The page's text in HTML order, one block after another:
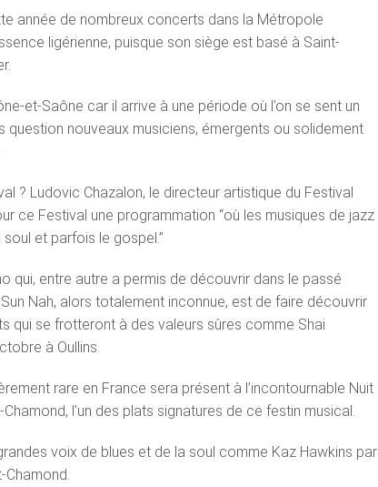
année de nombreux concerts dans la Métropole
ligérienne, puisque son siège est basé à Saint-
et-Saône car il arrive à une période où l’on se sent un
question nouveaux musiciens, émergents ou solidement
? Ludovic Chazalon, le directeur artistique du Festival
ce Festival une programmation “où les musiques de jazz
et parfois le gospel.”
qui, entre autre a permis de découvrir dans le passé
Nah, alors totalement inconnue, est de faire découvrir
qui se frotteront à des valeurs sûres comme Shai
à Oullins.
rare en France sera présent à l’incontournable Nuit
l’un des plats signatures de ce festin musical.
voix de blues et de la soul comme Kaz Hawkins par